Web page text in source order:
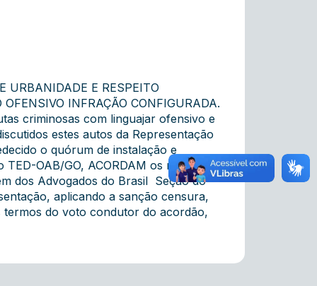
URBANIDADE E RESPEITO
INFRAÇÃO CONFIGURADA.
criminosas com linguajar ofensivo e
estes autos da Representação
o quórum de instalação e
OAB/GO, ACORDAM os membros
dos Advogados do Brasil  Seção do
aplicando a sanção censura,
do voto condutor do acordão,